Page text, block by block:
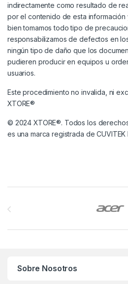
indirectamente como resultado de
por el contenido de esta información
bien tomamos todo tipo de
responsabilizamos de defectos en
ningún tipo de daño que los
pudieren producir en equipos u
usuarios.
Este procedimiento no invalida, ni
XTORE®
© 2024 XTORE®. Todos los
es una marca registrada de CUVITEK
Sobre Nosotros